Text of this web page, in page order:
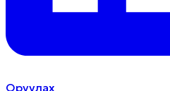
Оруулах